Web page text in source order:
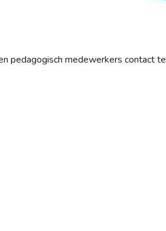
pedagogisch medewerkers contact te